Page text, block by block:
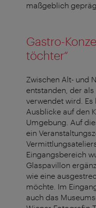
maßgeblich
Gastro-
töchter“
Zwischen Alt- und
entstanden, der
verwendet wird.
Ausblicke auf den
Umgebung. Auf
ein
Eingangsbereich
Glaspavillon
wie eine
möchte. Im
auch das